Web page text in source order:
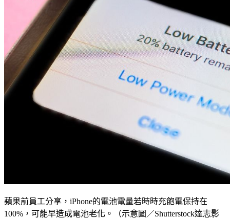
蘋果前員工分享，iPhone的電池電量若時時充飽電保持在
100%，可能早造成電池老化。（示意圖／Shutterstock達志影